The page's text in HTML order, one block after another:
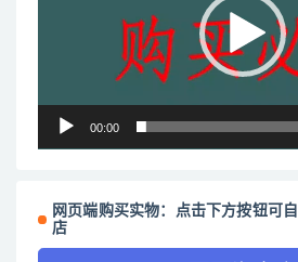
00:00
网页端购买实物：点击下方按钮可
店